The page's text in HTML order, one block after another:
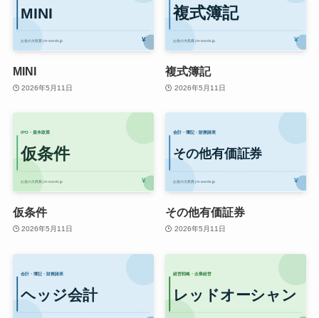
MINI
2026年5月11日
複式簿記
2026年5月11日
仮条件
2026年5月11日
その他有価証券
2026年5月11日